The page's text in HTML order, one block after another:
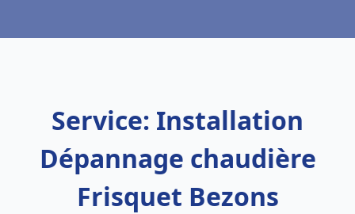
Service: Installation
Dépannage chaudière
Frisquet Bezons